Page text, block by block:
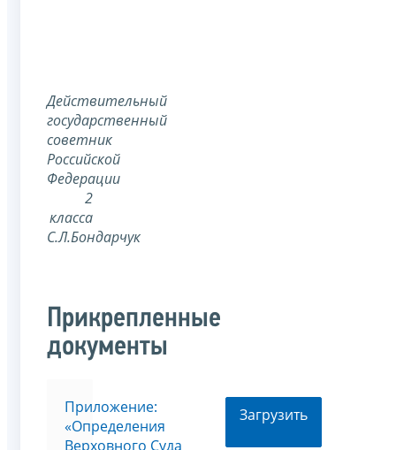
Действительный
государственный
советник
Российской
Федерации
2
класса
С.Л.Бондарчук
Прикрепленные
документы
Приложение:
«Определения
Верховного Суда
Загрузить